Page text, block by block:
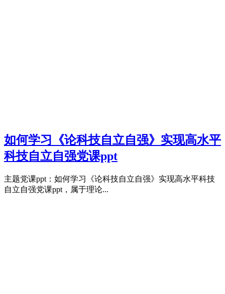
如何学习《论科技自立自强》实现高水平
科技自立自强党课ppt
主题党课ppt：如何学习《论科技自立自强》实现高水平科技
自立自强党课ppt，属于理论...